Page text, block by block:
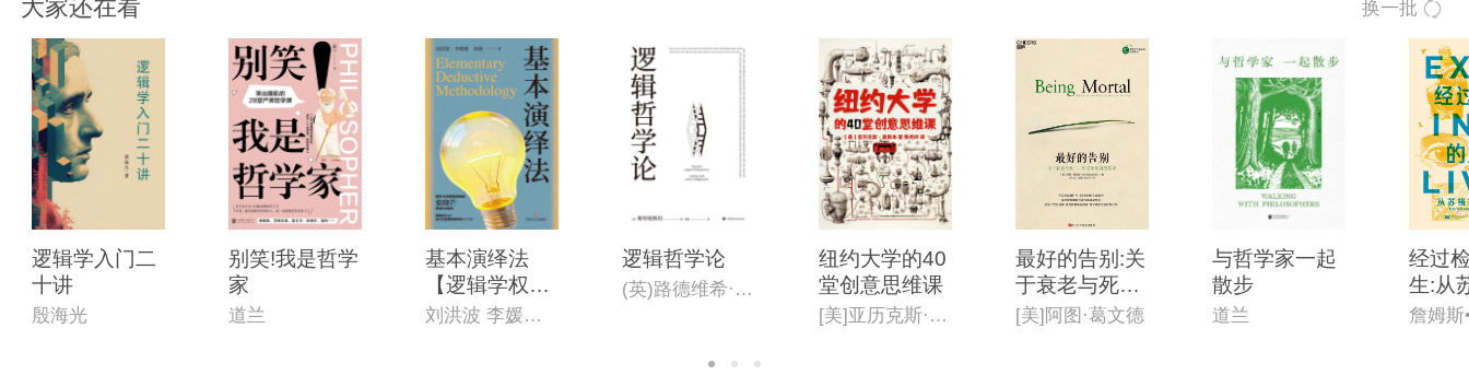
大家还在看 换一批
逻辑学入门二
十讲
殷海光
别笑!我是哲学
家
道兰
基本演绎法
【逻辑学权威
专家联合创作,
刘洪波 李媛媛 刘潋
逻辑哲学论
(英)路德维希·约瑟夫·约翰·维特根斯坦著;黄敏译
纽约大学的40
堂创意思维课
[美]亚历克斯·奥斯本
最好的告别:关
于衰老与死亡,
你必须知道的
[美]阿图·葛文德
与哲学家一起
散步
道兰
经过
生:从
到尼
詹姆斯